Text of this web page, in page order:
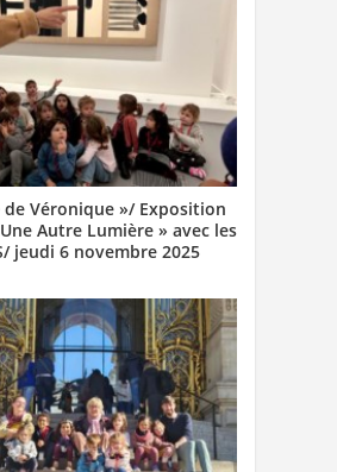
Véronique »/ Exposition
Autre Lumière » avec les
jeudi 6 novembre 2025